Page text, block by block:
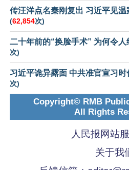
传汪洋点名秦刚复出 习近平见温
(62,854次)
二十年前的“换脸手术” 为何令人
次)
习近平诡异露面 中共准官宣习时
次)
Copyright© RMB
All Rights
人民报网站
关于我